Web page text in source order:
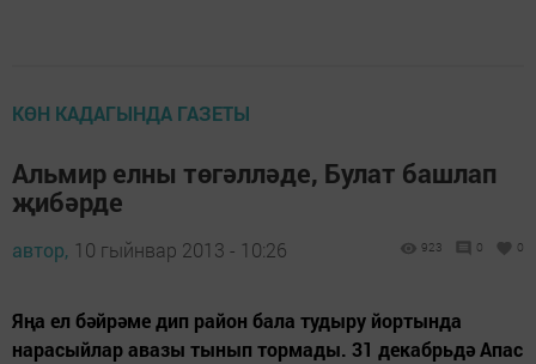
КӨН КАДАГЫНДА ГАЗЕТЫ
Альмир елны төгәлләде, Булат башлап
җибәрде
автор, 10 гыйнвар 2013 - 10:26 923 0 0
Яңа ел бәйрәме дип район бала тудыру йортында
нарасыйлар авазы тынып тормады. 31 декабрьдә Апас